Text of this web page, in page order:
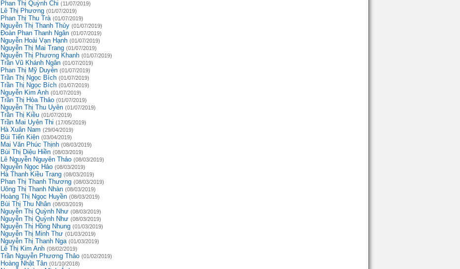
Phan Thị Quỳnh Chi (11/07/2019)
Lê Thị Phương (01/07/2019)
Phan Thị Thu Trà (01/07/2019)
Nguyễn Thị Thanh Thủy (01/07/2019)
Đoàn Phan Thanh Ngân (01/07/2019)
Nguyễn Hoài Vạn Hạnh (01/07/2019)
Nguyễn Thị Mai Trang (01/07/2019)
Nguyễn Thị Phương Khanh (01/07/2019)
Trần Vũ Khánh Ngân (01/07/2019)
Phan Thị Mỹ Duyên (01/07/2019)
Trần Thị Ngọc Bích (01/07/2019)
Trần Thị Ngọc Bích (01/07/2019)
Nguyễn Kim Anh (01/07/2019)
Trần Thị Hòa Thảo (01/07/2019)
Nguyễn Thị Thu Uyên (01/07/2019)
Trần Thị Kiều (01/07/2019)
Trần Mai Uyên Thi (17/05/2019)
Hà Xuân Nam (29/04/2019)
Bùi Tiến Kiện (03/04/2019)
Mai Văn Phúc Thịnh (08/03/2019)
Bùi Thị Diệu Hiền (08/03/2019)
Lê Nguyễn Nguyên Thảo (08/03/2019)
Nguyễn Ngọc Hảo (08/03/2019)
Hà Thanh Kiều Trang (08/03/2019)
Phan Thị Thanh Thương (08/03/2019)
Uông Thị Thanh Nhàn (08/03/2019)
Hoàng Thị Ngọc Huyền (08/03/2019)
Bùi Thị Thu Nhân (08/03/2019)
Nguyễn Thị Quỳnh Như (08/03/2019)
Nguyễn Thị Quỳnh Như (08/03/2019)
Nguyễn Thị Hồng Nhung (01/03/2019)
Nguyễn Thị Minh Thư (01/03/2019)
Nguyễn Thị Thanh Nga (01/03/2019)
Lê Thị Kim Anh (08/02/2019)
Trần Nguyễn Phương Thảo (01/02/2019)
Hoàng Nhật Tân (01/10/2018)